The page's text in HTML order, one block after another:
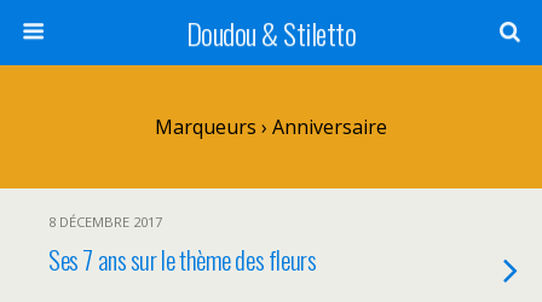
Doudou & Stiletto
Marqueurs › Anniversaire
8 DÉCEMBRE 2017
Ses 7 ans sur le thème des fleurs